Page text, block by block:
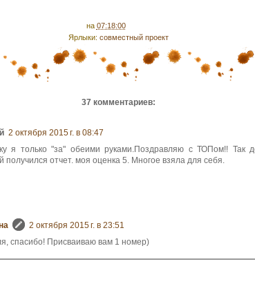
на 07:18:00
Ярлыки: совместный проект
37 комментариев:
2 октября 2015 г. в 08:47
я только "за" обеими руками.Поздравляю с ТОПом!! Так
получился отчет. моя оценка 5. Многое взяла для себя.
2 октября 2015 г. в 23:51
спасибо! Присваиваю вам 1 номер)